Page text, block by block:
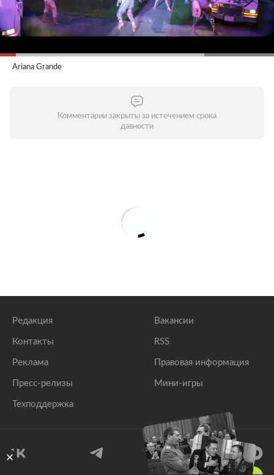
Ariana Grande
Комментарии закрыты за истечением срока
давности
Редакция
Контакты
Реклама
Пресс-релизы
Техподдержка
Вакансии
RSS
Правовая информация
Мини-игры